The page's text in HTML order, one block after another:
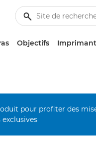
Objectifs
pour profiter des